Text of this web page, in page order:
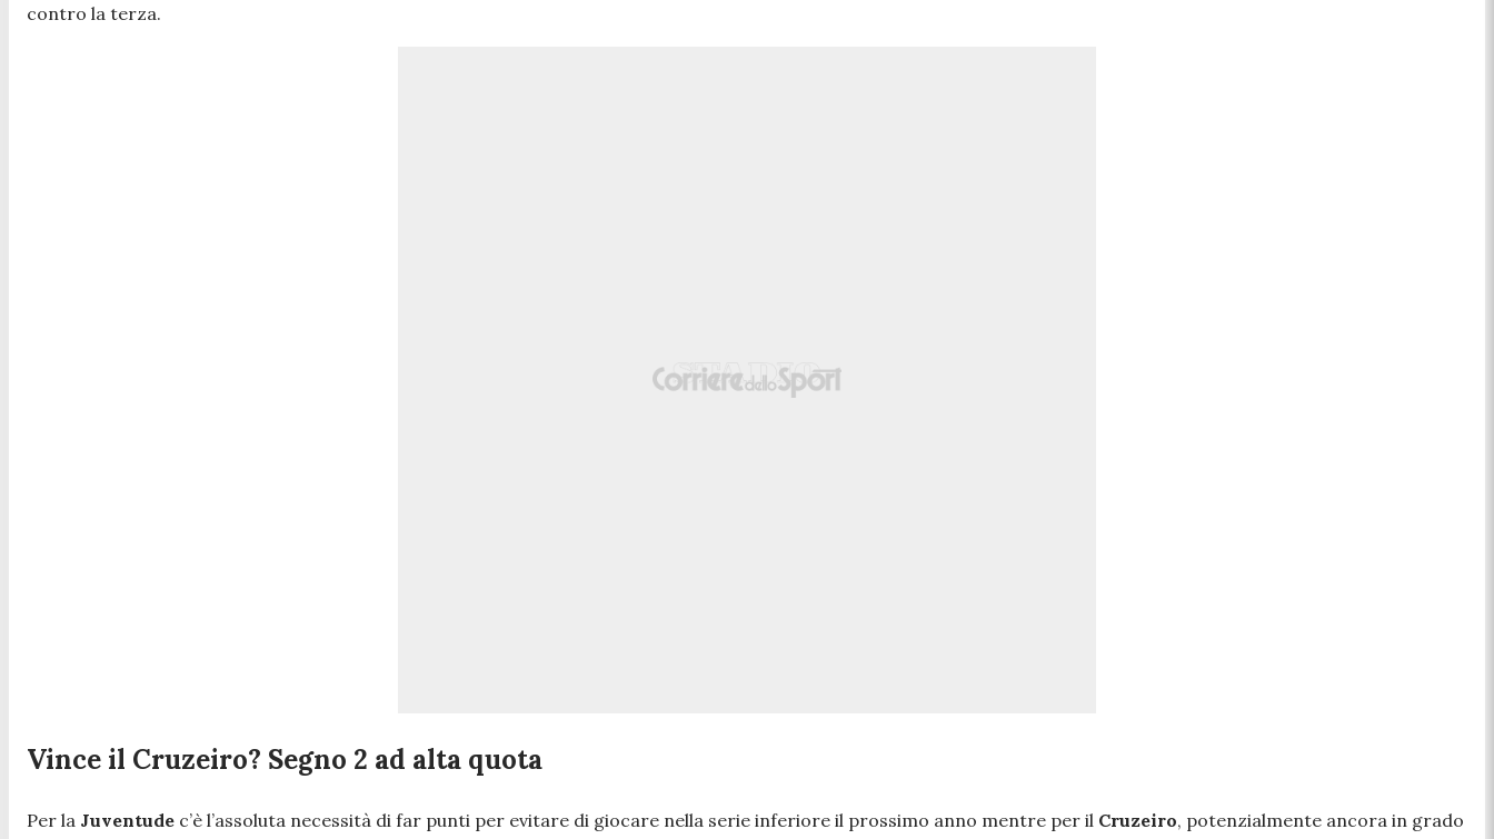
contro la terza.
Vince il Cruzeiro? Segno 2 ad alta quota
Per la Juventude c’è l’assoluta necessità di far punti per evitare di giocare nella serie inferiore il prossimo anno mentre per il Cruzeiro, potenzialmente ancora in grado